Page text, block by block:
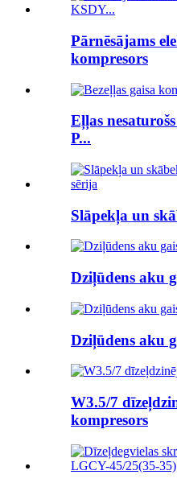
Pārnēsājams
kompresors
Eļļas
P...
Slāpekļa un
Dziļūdens aku
Dziļūdens aku
W3.5/7
kompresors